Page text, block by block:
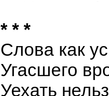
* * *
Слова как
Угасшего
Уехать